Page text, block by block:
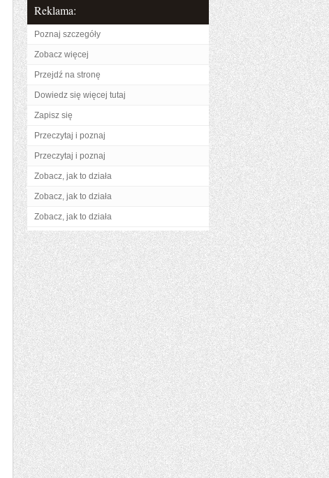
Reklama:
Poznaj szczegóły
Zobacz więcej
Przejdź na stronę
Dowiedz się więcej tutaj
Zapisz się
Przeczytaj i poznaj
Przeczytaj i poznaj
Zobacz, jak to działa
Zobacz, jak to działa
Zobacz, jak to działa